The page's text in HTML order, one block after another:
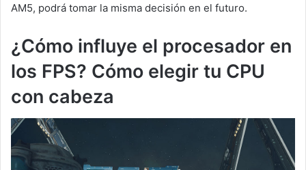
AM5, podrá tomar la misma decisión en el futuro.
¿Cómo influye el procesador en
los FPS? Cómo elegir tu CPU
con cabeza